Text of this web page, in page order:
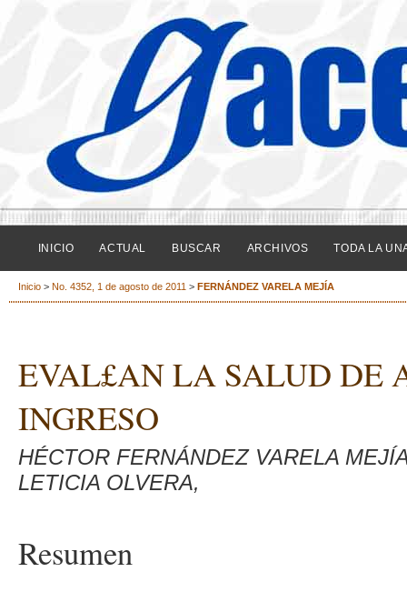
INICIO ACTUAL BUSCAR ARCHIVOS TODA LA
Inicio > No. 4352, 1 de agosto de 2011 > FERNÁNDEZ VARELA MEJÍA
EVAL£AN LA SALUD DE
INGRESO
HÉCTOR FERNÁNDEZ VARELA
LETICIA OLVERA,
Resumen